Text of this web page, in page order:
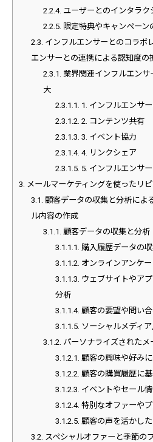
2.2.4. ユーザーとのインタラク
2.2.5. 限定特典やキャンペーン
2.3. インフルエンサーとのコラボ
エンサーとの連携による認知度の
2.3.1. 業界関連インフルエン
大
2.3.1.1. 1. インフルエンサ
2.3.1.2. 2. コンテンツ共有
2.3.1.3. 3. イベント協力
2.3.1.4. 4. リンクシェア
2.3.1.5. 5. インフルエンサ
3.
メールマーケティングを使ったリ
3.1. 顧客データの収集と分析によ
ル内容の作成
3.1.1. 顧客データの収集と分析
3.1.1.1. 購入履歴データの
3.1.1.2. オンラインアンケ
3.1.1.3. ウェブサイトやア
分析
3.1.1.4. 顧客の要望や問い
3.1.1.5. ソーシャルメディ
3.1.2. パーソナライズされたメ
3.1.2.1. 顧客の興味や好み
3.1.2.2. 顧客の購買履歴に
3.1.2.3. イベントやセール
3.1.2.4. 特別なオファーや
3.1.2.5. 顧客の声を活かし
3.2. スペシャルオファーと季節の